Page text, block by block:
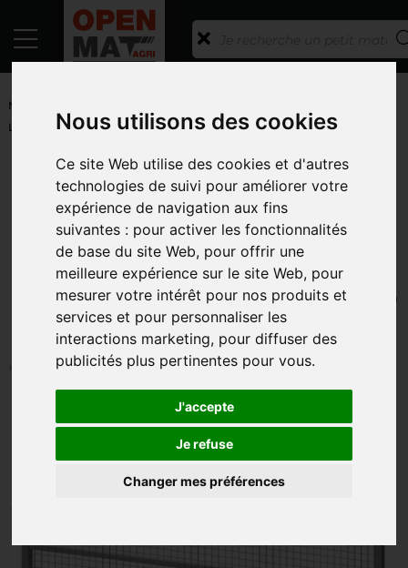
Nous utilisons des cookies
Ce site Web utilise des cookies et d'autres
technologies de suivi pour améliorer votre
expérience de navigation aux fins
suivantes : pour activer les fonctionnalités
de base du site Web, pour offrir une
meilleure expérience sur le site Web, pour
mesurer votre intérêt pour nos produits et
services et pour personnaliser les
interactions marketing, pour diffuser des
publicités plus pertinentes pour vous.
J'accepte
Je refuse
Changer mes préférences
MATERIELS
LARG 3M
RETOUR À LA LISTE
PASDELOU
BARRIERE DE FOSSE À LISIER H 2
M LARG 3M
RÉFÉRENCE : COSNPG1000552